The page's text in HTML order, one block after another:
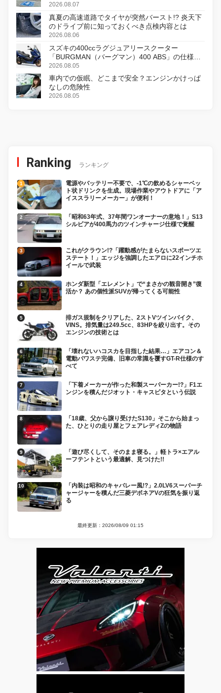
2026.08.07
真夏の高速道路でタイヤが突然バースト!? 炎天下
のドライブ前に知っておくべき点検内容とは
2026.08.06
スズキの400ccラグジュアリースクーター
「BURGMAN（バーグマン）400 ABS」の仕様を
変更し、8月18日に発売
2026.08.05
車内での仮眠、どこまで安全？エンジンかけっぱ
なしの危険性
2026.08.05
Ranking ランキング
電源やバッテリー不要で、-1℃の飲めるシャーベッ
ト状ドリンクを生成。現場作業やアウトドアに「ア
イススラリーメーカー」が便利！
「昭和63年式、37年間ワンオーナーの意地！」S13
シルビアが400馬力のツインチャージ仕様で覚醒
これがクラウン!?「躍動感がたまらないスポーツエ
ステート！」エッジを強調したエアロに22インチホ
イールで武装
ホンダ新型「エレメント」で“まさかの観音開き”復
活か？ あの個性派SUVが帰ってくる可能性
排ガス規制をクリアした、2ストVツインバイク、
VINS。排気量は249.5cc、83HPを絞り出す。その
エンジンの技術とは
「壊れないハコスカを目指した結果…」エアコン＆
電動パワステ完備、旧車の常識を覆すGT-R仕様のす
べて
「下着メーカーが作った和製スーパーカー!?」F1エ
ンジンを積んだジオット・キャスピタという伝説
「18歳、父から譲り受けたS130」そこから始まっ
た、ひとりの走り屋とフェアレディZの物語
「遊び尽くして、そのまま寝る。」軽トラ×エアル
ーフテントという最適解、見つけた!!
「内装は昭和のキャバレー風!?」2.0LV6スーパーチ
ャージャーを積んだ三菱デボネアVの狂気を振り返
る
最終更新：2026/08/09 01:15